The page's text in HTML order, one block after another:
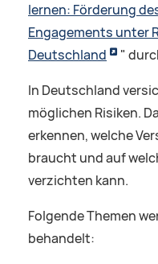
lernen: Förderung
Engagements unter
Deutschland
"
In Deutschland
möglichen Risiken.
erkennen, welche
braucht und auf
verzichten kann.
Folgende Themen
behandelt: